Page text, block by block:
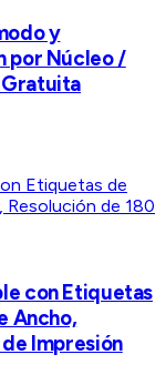
y
por Núcleo /
Gratuita
con Etiquetas
Ancho,
Impresión